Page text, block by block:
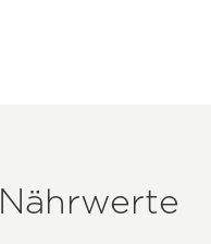
Nährwerte